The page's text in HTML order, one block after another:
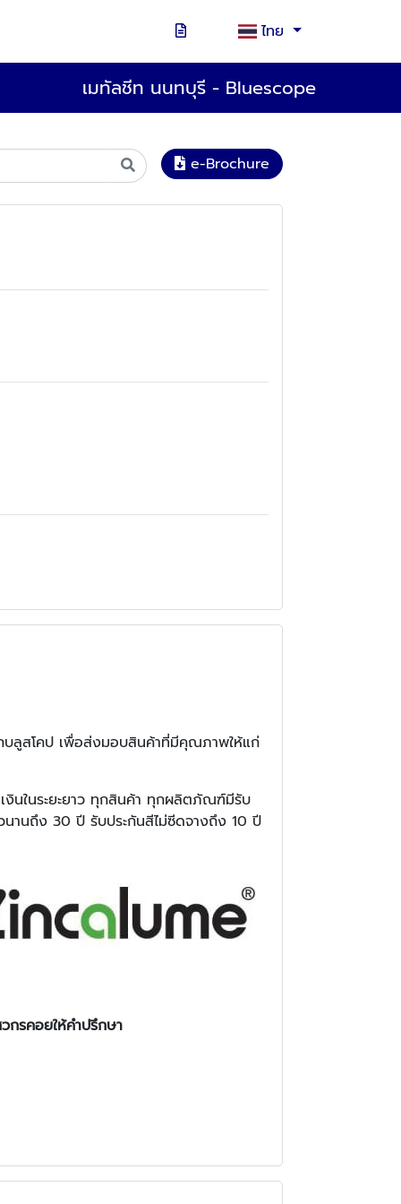
ไทย
เมทัลชีท นนทบุรี - Bluescope
e-Brochure
ลูสโคป เพื่อส่งมอบสินค้าที่มีคุณภาพให้แก่
นในระยะยาว ทุกสินค้า ทุกผลิตภัณฑ์มีรับ
านถึง 30 ปี รับประกันสีไม่ซีดจางถึง 10 ปี
กรคอยให้คำปรึกษา